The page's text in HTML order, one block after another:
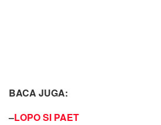
BACA JUGA:
–LOPO SI PAET